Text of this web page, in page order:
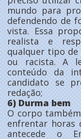
mundo para
defendendo de
vista. Essa
realista e
qualquer tipo de
ou racista. A
conteúdo da
candidato se
redação;
6) Durma bem
O corpo
enfrentar horas
antecede o